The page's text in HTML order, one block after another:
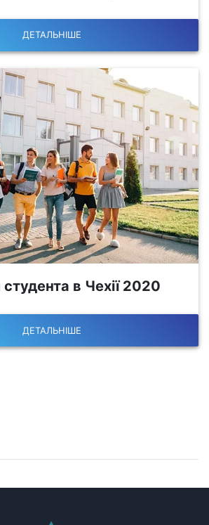
ДЕТАЛЬНІШЕ
в Чехії 2020
ДЕТАЛЬНІШЕ